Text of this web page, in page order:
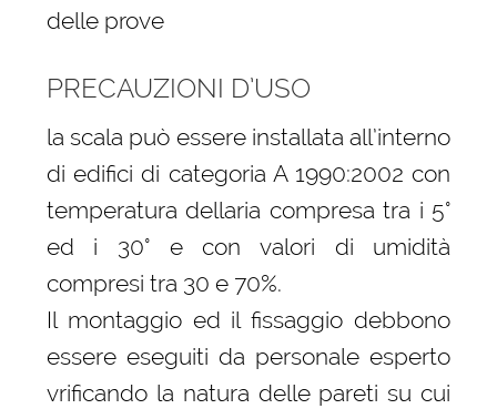
delle prove
PRECAUZIONI D’USO
la scala può essere installata all’interno
di edifici di categoria A 1990:2002 con
temperatura dellaria compresa tra i 5°
ed i 30° e con valori di umidità
compresi tra 30 e 70%.
Il montaggio ed il fissaggio debbono
essere eseguiti da personale esperto
vrificando la natura delle pareti su cui